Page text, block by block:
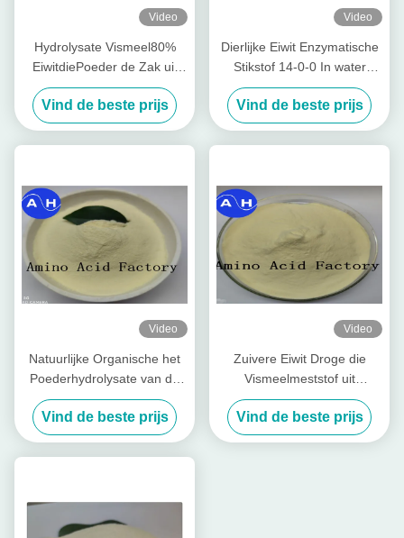
Video
Hydrolysate Vismeel80%
EiwitdiePoeder de Zak uit
van Kabeljauwvissen (15-1-
1) wordt gehaald 50lb
Vind de beste prijs
Video
Dierlijke Eiwit Enzymatische
Stikstof 14-0-0 In water
oplosbare Meststof van het
Aminozuurpoeder
Vind de beste prijs
Video
Natuurlijke Organische het
Poederhydrolysate van de
Vissenproteïne Meststof
Vind de beste prijs
Video
Zuivere Eiwit Droge die
Vismeelmeststof uit
Hydrolysate van
Kabeljauwvissen wordt
gehaald
Vind de beste prijs